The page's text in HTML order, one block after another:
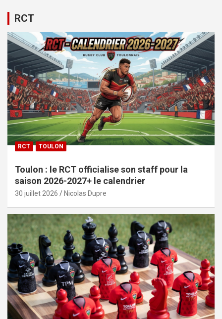
RCT
RCT TOULON
Toulon : le RCT officialise son staff pour la
saison 2026-2027+ le calendrier
30 juillet 2026 Nicolas Dupre